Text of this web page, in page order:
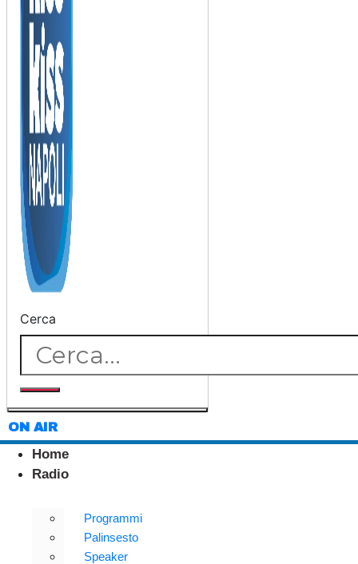
Cerca
ON AIR
Home
Radio
Programmi
Palinsesto
Speaker